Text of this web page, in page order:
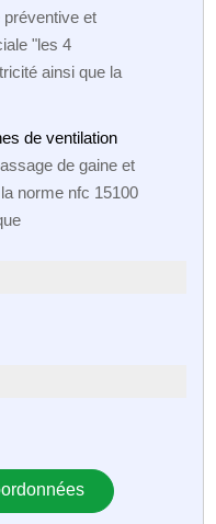
et
"les 4
ainsi que la
de ventilation
de gaine et
norme nfc 15100